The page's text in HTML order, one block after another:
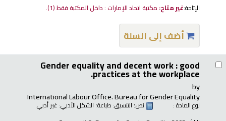
الإتاحة:غير متاح: مكتبة اتحاد الإمارات : داخل المكتبة فقط(1).
أضف إلى السلة
Gender equality and decent work : good
practices at the workplace.
by
International Labour Office. Bureau for Gender Equality
نوع المادة : نص؛ التنسيق: طباعة؛ الشكل الأدبي: غير أدبي